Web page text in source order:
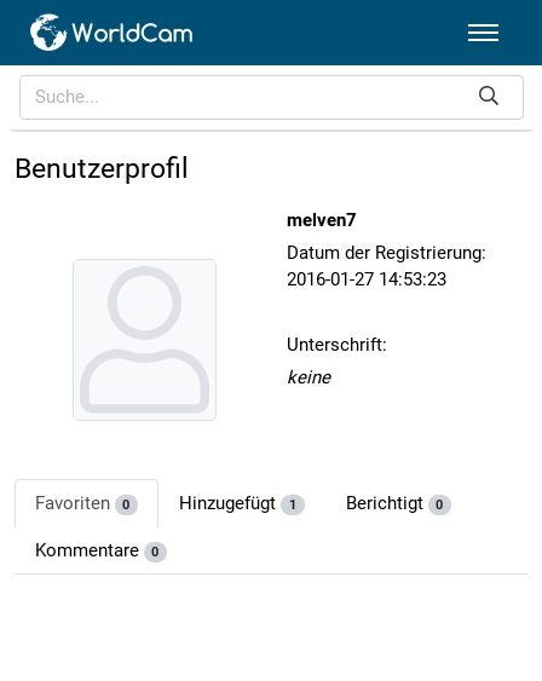
Benutzerprofil
melven7
Datum der Registrierung:
2016-01-27 14:53:23
Unterschrift:
keine
Favoriten 0 Hinzugefügt 1 Berichtigt 0
Kommentare 0